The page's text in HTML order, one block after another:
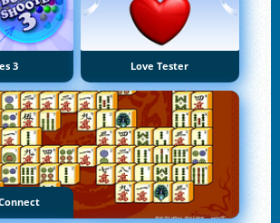
3 Love Tester